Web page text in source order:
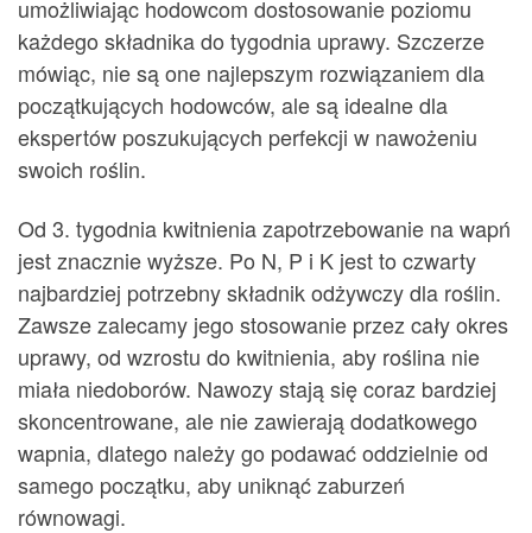
umożliwiając hodowcom dostosowanie poziomu
każdego składnika do tygodnia uprawy. Szczerze
mówiąc, nie są one najlepszym rozwiązaniem dla
początkujących hodowców, ale są idealne dla
ekspertów poszukujących perfekcji w nawożeniu
swoich roślin.
Od 3. tygodnia kwitnienia zapotrzebowanie na wapń
jest znacznie wyższe. Po N, P i K jest to czwarty
najbardziej potrzebny składnik odżywczy dla roślin.
Zawsze zalecamy jego stosowanie przez cały okres
uprawy, od wzrostu do kwitnienia, aby roślina nie
miała niedoborów. Nawozy stają się coraz bardziej
skoncentrowane, ale nie zawierają dodatkowego
wapnia, dlatego należy go podawać oddzielnie od
samego początku, aby uniknąć zaburzeń
równowagi.